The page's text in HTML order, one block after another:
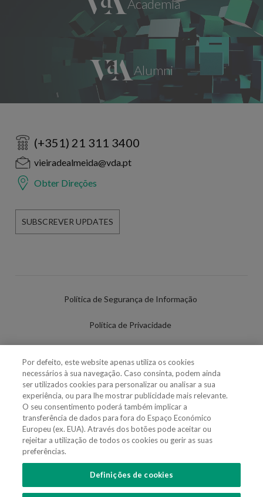
(+351) 21 311 3400
vieiradealmeida@vda.pt
Obter Direções
SUBSCREVER UPDATES
Política de Segurança de Informação
Política de Privacidade
Política de Cookies
Definições de cookies
Uso Fraudulento Nome/Marca
SIGA-NOS
Por defeito, este website apenas utiliza os cookies
necessários à sua navegação. Caso consinta, podem ainda
ser utilizados cookies para personalizar ou analisar a sua
experiência, ou para lhe mostrar publicidade mais relevante.
O seu consentimento poderá também implicar a
transferência de dados para fora do Espaço Económico
Europeu (ex. EUA). Através dos botões pode aceitar ou
rejeitar a utilização de todos os cookies ou gerir as suas
preferências.
Definições de cookies